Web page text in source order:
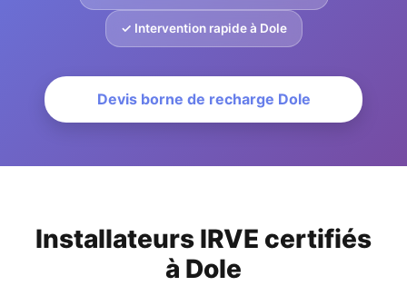
✓ Intervention rapide à Dole
Devis borne de recharge Dole
Installateurs IRVE certifiés
à Dole